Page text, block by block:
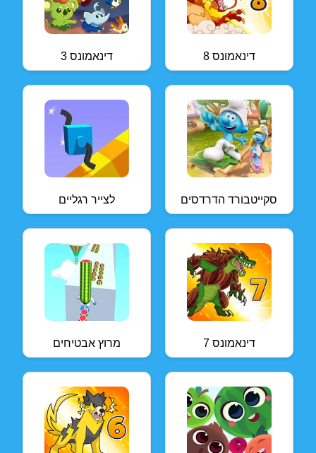
דינאמונס 3 דינאמונס 8
לצייר רגליים סקייטבורד הדרדסים
מרוץ אבטיחים דינאמונס 7